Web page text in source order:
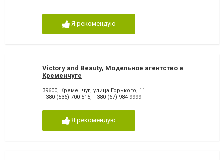
Я рекомендую
Viсtory and Beauty, Модельное агентство в
Кременчуге
39600, Кременчуг, улица Горького, 11
+380 (536) 700-515, +380 (67) 984-9999
Я рекомендую